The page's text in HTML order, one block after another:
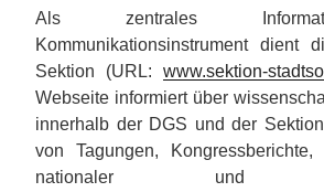
Als zentrales
Kommunikationsinstrument dient
Sektion (URL: www.sektion-
Webseite informiert über
innerhalb der DGS und der
von Tagungen,
nationaler und